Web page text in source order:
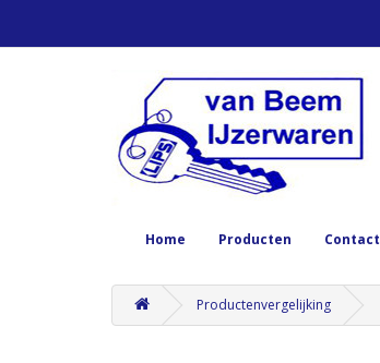
Home Producten Contact
Productenvergelijking